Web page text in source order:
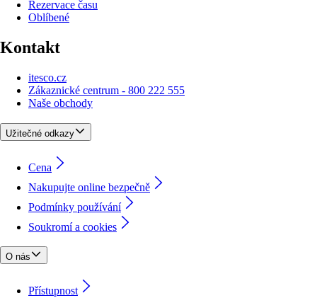
Rezervace času
Oblíbené
Kontakt
itesco.cz
Zákaznické centrum - 800 222 555
Naše obchody
Užitečné odkazy
Cena
Nakupujte online bezpečně
Podmínky používání
Soukromí a cookies
O nás
Přístupnost